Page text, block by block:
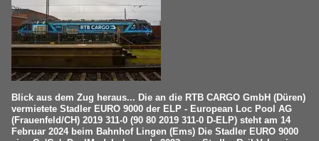
Blick aus dem Zug heraus... Die an die RTB CARGO GmbH (Düren)
vermietete Stadler EURO 9000 der ELP - European Loc Pool AG
(Frauenfeld/CH) 2019 311-0 (90 80 2019 311-0 D-ELP) steht am 14
Februar 2024 beim Bahnhof Lingen (Ems) Die Stadler EURO 9000